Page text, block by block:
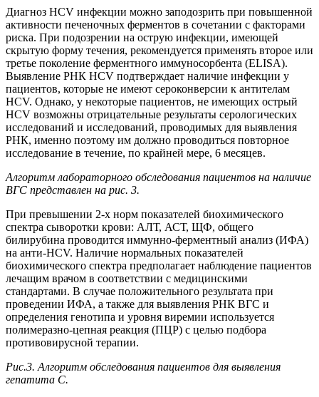
Диагноз HCV инфекции можно заподозрить при повышенной
активности печеночных ферментов в сочетании с факторами
риска. При подозрении на острую инфекции, имеющей
скрытую форму течения, рекомендуется применять второе или
третье поколение ферментного иммуносорбента (ELISA).
Выявление РНК HCV подтверждает наличие инфекции у
пациентов, которые не имеют сероконверсии к антителам
HCV. Однако, у некоторые пациентов, не имеющих острый
HCV возможны отрицательные результаты серологических
исследований и исследований, проводимых для выявления
РНК, именно поэтому им должно проводиться повторное
исследование в течение, по крайней мере, 6 месяцев.
Алгоритм лабораторного обследования пациентов на наличие
ВГС представлен на рис. 3.
При превышении 2-х норм показателей биохимического
спектра сыворотки крови: АЛТ, АСТ, ЩФ, общего
билирубина проводится иммунно-ферментный анализ (ИФА)
на анти-HCV. Наличие нормальных показателей
биохимического спектра предполагает наблюдение пациентов
лечащим врачом в соответствии с медицинскими
стандартами. В случае положительного результата при
проведении ИФА, а также для выявления РНК ВГС и
определения генотипа и уровня виремии используется
полимеразно-цепная реакция (ПЦР) с целью подбора
противовирусной терапии.
Рис.3. Алгоритм обследования пациентов для выявления
гепатита С.